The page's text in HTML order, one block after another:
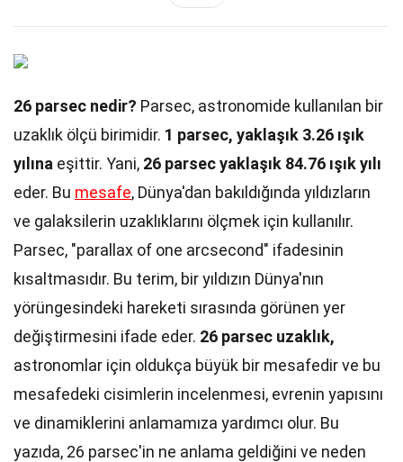
26 parsec nedir? Parsec, astronomide kullanılan bir
uzaklık ölçü birimidir. 1 parsec, yaklaşık 3.26 ışık
yılına eşittir. Yani, 26 parsec yaklaşık 84.76 ışık yılı
eder. Bu mesafe, Dünya'dan bakıldığında yıldızların
ve galaksilerin uzaklıklarını ölçmek için kullanılır.
Parsec, "parallax of one arcsecond" ifadesinin
kısaltmasıdır. Bu terim, bir yıldızın Dünya'nın
yörüngesindeki hareketi sırasında görünen yer
değiştirmesini ifade eder. 26 parsec uzaklık,
astronomlar için oldukça büyük bir mesafedir ve bu
mesafedeki cisimlerin incelenmesi, evrenin yapısını
ve dinamiklerini anlamamıza yardımcı olur. Bu
yazıda, 26 parsec'in ne anlama geldiğini ve neden